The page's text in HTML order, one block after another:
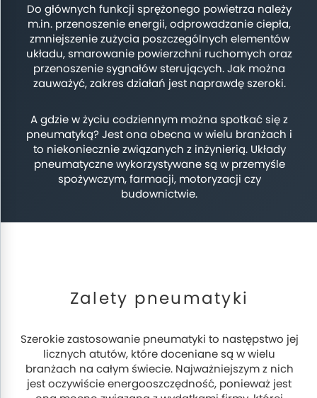
Do głównych funkcji sprężonego powietrza należy
m.in. przenoszenie energii, odprowadzanie ciepła,
zmniejszenie zużycia poszczególnych elementów
układu, smarowanie powierzchni ruchomych oraz
przenoszenie sygnałów sterujących. Jak można
zauważyć, zakres działań jest naprawdę szeroki.
A gdzie w życiu codziennym można spotkać się z
pneumatyką? Jest ona obecna w wielu branżach i
to niekoniecznie związanych z inżynierią. Układy
pneumatyczne wykorzystywane są w przemyśle
spożywczym, farmacji, motoryzacji czy
budownictwie.
Zalety pneumatyki
Szerokie zastosowanie pneumatyki to następstwo jej
licznych atutów, które doceniane są w wielu
branżach na całym świecie. Najważniejszym z nich
jest oczywiście energooszczędność, ponieważ jest